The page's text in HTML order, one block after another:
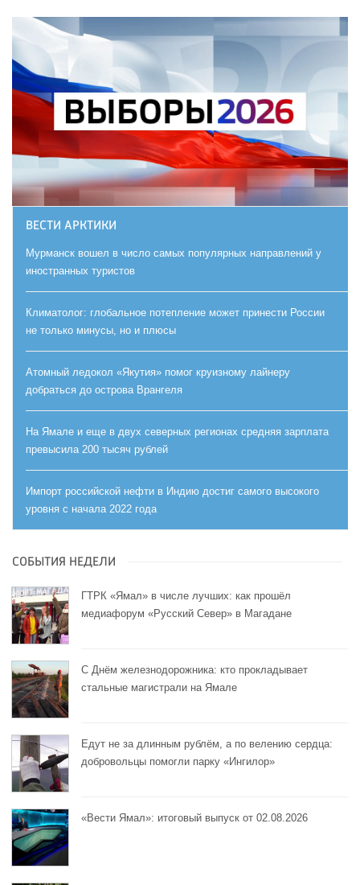
ВЕСТИ АРКТИКИ
Мурманск вошел в число самых популярных направлений у
иностранных туристов
Климатолог: глобальное потепление может принести России
не только минусы, но и плюсы
Атомный ледокол «Якутия» помог круизному лайнеру
добраться до острова Врангеля
На Ямале и еще в двух северных регионах средняя зарплата
превысила 200 тысяч рублей
Импорт российской нефти в Индию достиг самого высокого
уровня с начала 2022 года
СОБЫТИЯ НЕДЕЛИ
ГТРК «Ямал» в числе лучших: как прошёл
медиафорум «Русский Север» в Магадане
С Днём железнодорожника: кто прокладывает
стальные магистрали на Ямале
Едут не за длинным рублём, а по велению сердца:
добровольцы помогли парку «Ингилор»
«Вести Ямал»: итоговый выпуск от 02.08.2026